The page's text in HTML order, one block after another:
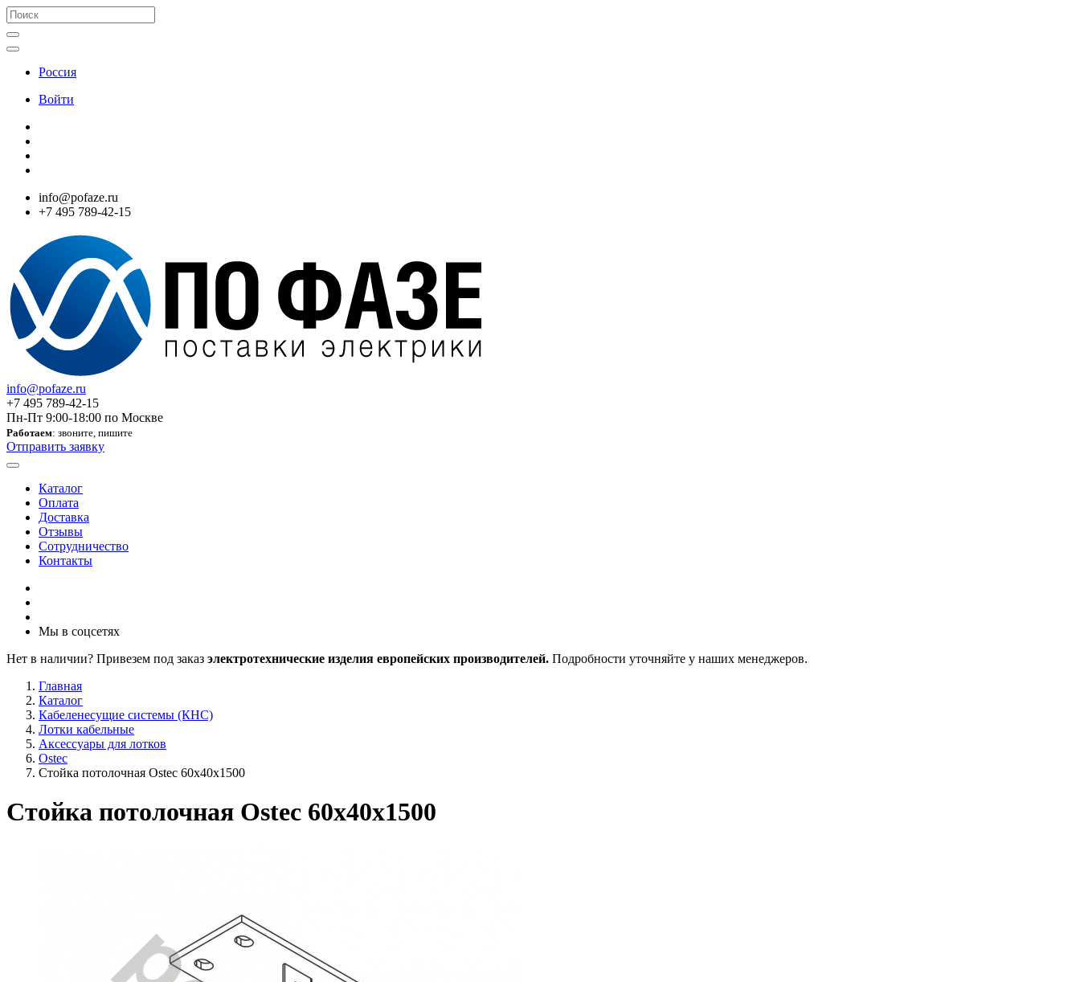
Россия
Войти
info@pofaze.ru
+7 495 789-42-15
info@pofaze.ru
+7 495 789-42-15
Пн-Пт 9:00-18:00 по Москве
Работаем: звоните, пишите
Отправить заявку
Каталог
Оплата
Доставка
Отзывы
Сотрудничество
Контакты
Мы в соцсетях
Нет в наличии? Привезем под заказ электротехнические изделия европейских производителей. Подробности уточняйте у наших менеджеров.
Главная
Каталог
Кабеленесущие системы (КНС)
Лотки кабельные
Аксессуары для лотков
Ostec
Стойка потолочная Ostec 60х40х1500
Стойка потолочная Ostec 60х40х1500